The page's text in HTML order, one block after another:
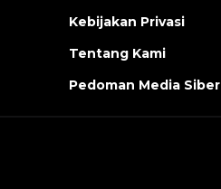
Kebijakan Privasi
Tentang Kami
Pedoman Media Siber